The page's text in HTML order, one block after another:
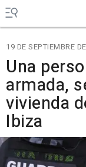
19 DE SEPTIEMBRE
Una
armada,
vivienda
Ibiza